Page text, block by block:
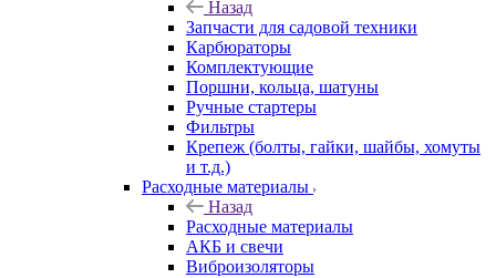
Назад
Запчасти для садовой техники
Карбюраторы
Комплектующие
Поршни, кольца, шатуны
Ручные стартеры
Фильтры
Крепеж (болты, гайки, шайбы, хомуты
и т.д.)
Расходные материалы
Назад
Расходные материалы
АКБ и свечи
Виброизоляторы